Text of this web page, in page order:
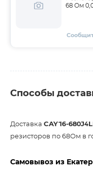
68 Ом
Способы
Доставка CAY16-
резисторов по 68Ом в
Самовывоз из